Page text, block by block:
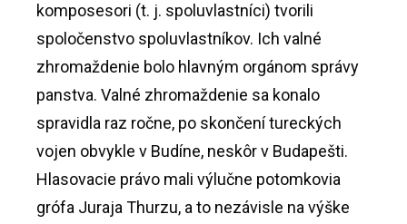
komposesori (t. j. spoluvlastníci) tvorili
spoločenstvo spoluvlastníkov. Ich valné
zhromaždenie bolo hlavným orgánom správy
panstva. Valné zhromaždenie sa konalo
spravidla raz ročne, po skončení tureckých
vojen obvykle v Budíne, neskôr v Budapešti.
Hlasovacie právo mali výlučne potomkovia
grófa Juraja Thurzu, a to nezávisle na výške